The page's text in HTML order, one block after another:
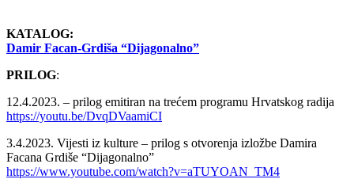
KATALOG:
Damir Facan-Grdiša “Dijagonalno”
PRILOG:
12.4.2023. – prilog emitiran na trećem programu Hrvatskog radija
https://youtu.be/DvqDVaamiCI
3.4.2023. Vijesti iz kulture – prilog s otvorenja izložbe Damira
Facana Grdiše “Dijagonalno”
https://www.youtube.com/watch?v=aTUYOAN_TM4